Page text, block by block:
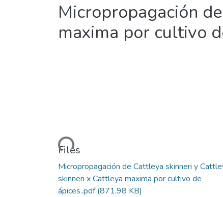
Micropropagación
maxima por cultivo
Loading...
Files
Micropropagación de Cattleya skinneri y
skinneri x Cattleya maxima por cultivo de
ápices..pdf(871.98 KB)